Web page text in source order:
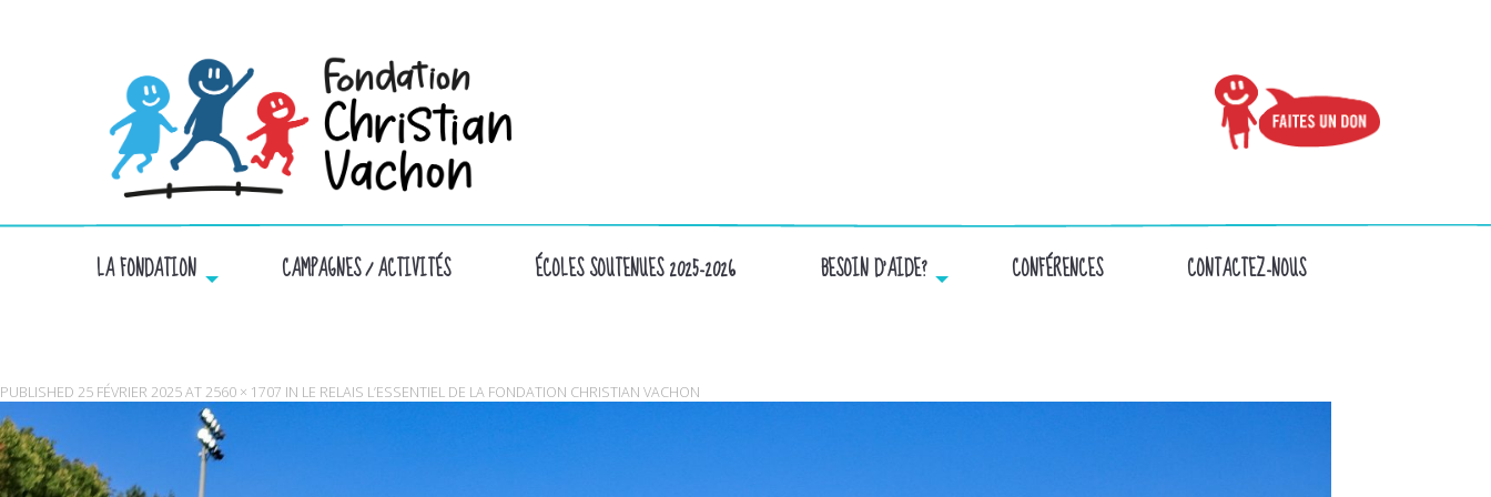
LA FONDATION CAMPAGNES / ACTIVITÉS ÉCOLES SOUTENUES 2025-2026 BESOIN D’AIDE? CONFÉRENCES CONTACTEZ-NOUS
PUBLISHED 25 FÉVRIER 2025AT2560 × 1707 IN LE RELAIS L’ESSENTIEL DE LA FONDATION CHRISTIAN VACHON